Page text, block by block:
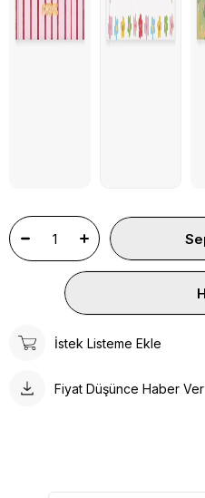
İstek Listeme Ekle
Fiyat Düşünce Haber Ver